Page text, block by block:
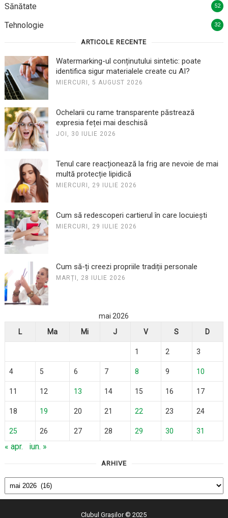
Sănătate 52
Tehnologie 32
ARTICOLE RECENTE
Watermarking-ul conținutului sintetic: poate
identifica sigur materialele create cu AI?
MIERCURI, 5 AUGUST 2026
Ochelarii cu rame transparente păstrează
expresia feței mai deschisă
JOI, 30 IULIE 2026
Tenul care reacționează la frig are nevoie de mai
multă protecție lipidică
MIERCURI, 29 IULIE 2026
Cum să redescoperi cartierul în care locuiești
MIERCURI, 29 IULIE 2026
Cum să-ți creezi propriile tradiții personale
MARȚI, 28 IULIE 2026
mai 2026
L
Ma Mi J V S D
1 2 3
4 5 6 7 8 9 10
11 12 13 14 15 16 17
18 19 20 21 22 23 24
25 26 27 28 29 30 31
« apr. iun. »
ARHIVE
Arhive
Clubul Grașilor© 2025